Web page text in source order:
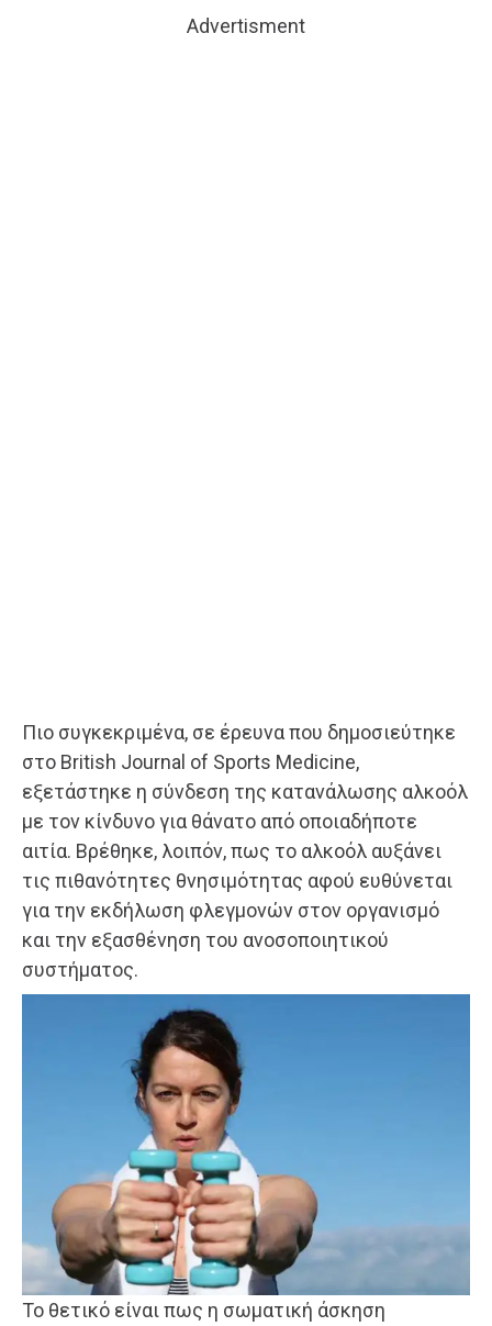
Advertisment
Πιο συγκεκριμένα, σε έρευνα που δημοσιεύτηκε
στο British Journal of Sports Medicine,
εξετάστηκε η σύνδεση της κατανάλωσης αλκοόλ
με τον κίνδυνο για θάνατο από οποιαδήποτε
αιτία. Βρέθηκε, λοιπόν, πως το αλκοόλ αυξάνει
τις πιθανότητες θνησιμότητας αφού ευθύνεται
για την εκδήλωση φλεγμονών στον οργανισμό
και την εξασθένηση του ανοσοποιητικού
συστήματος.
Το θετικό είναι πως η σωματική άσκηση